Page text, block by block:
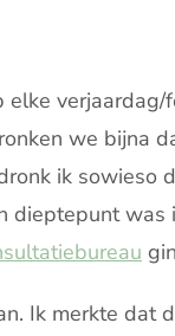
we bijna
ik sowieso
dieptepunt
Ik merkte dat